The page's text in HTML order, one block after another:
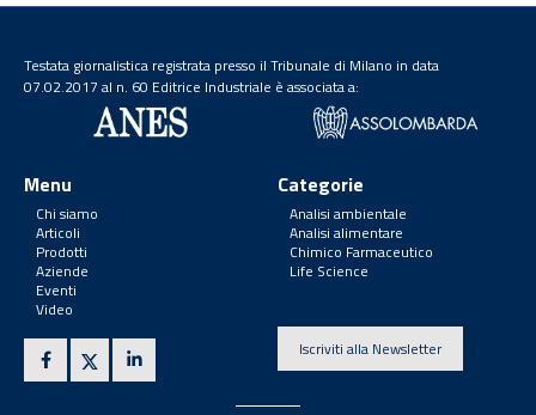
Testata giornalistica registrata presso il Tribunale di Milano in data
07.02.2017 al n. 60 Editrice Industriale è associata a:
Menu
Chi siamo
Articoli
Prodotti
Aziende
Eventi
Video
Categorie
Analisi ambientale
Analisi alimentare
Chimico Farmaceutico
Life Science
Iscriviti alla Newsletter